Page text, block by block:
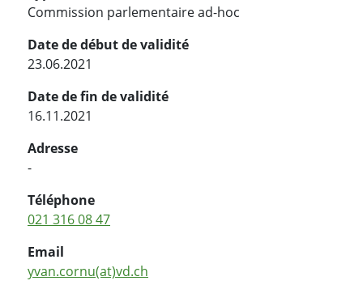
Commission parlementaire ad-hoc
Date de début de validité
23.06.2021
Date de fin de validité
16.11.2021
Adresse
-
Téléphone
021 316 08 47
Email
yvan.cornu(at)vd.ch